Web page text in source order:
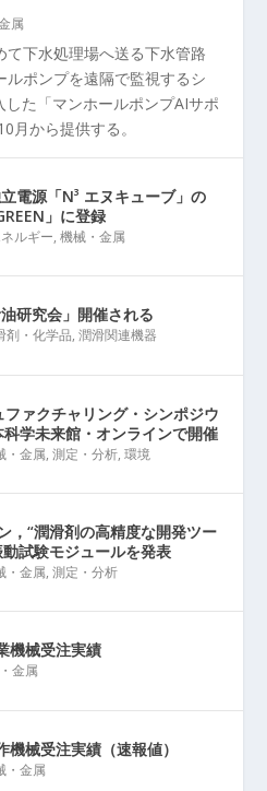
属
て下水処理場へ送る下水管路
ポンプを遠隔で監視するシ
た「マンホールポンプAIサポ
月から提供する。
電源「N³ エヌキューブ」の
」に登録
ルギー,機械・金属
研究会」開催される
剤・化学品,潤滑関連機器
ファクチャリング・シンポジウ
学未来館・オンラインで開催
・金属,測定・分析,環境
，“潤滑剤の高精度な開発ツー
試験モジュールを発表
・金属,測定・分析
機械受注実績
金属
機械受注実績（速報値）
・金属